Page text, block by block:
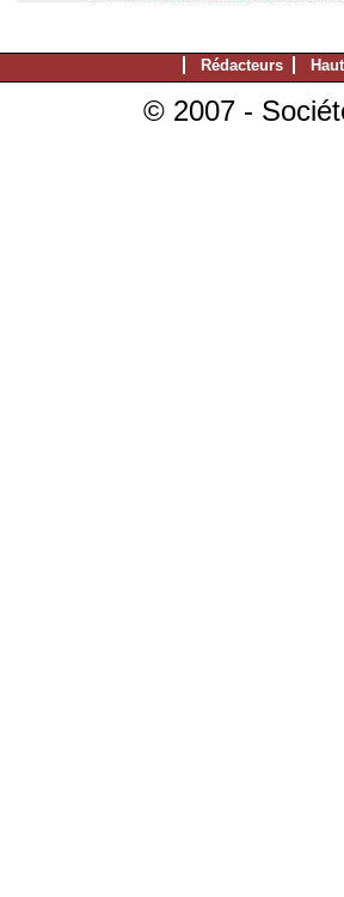
Rédacteurs
© 2007 -